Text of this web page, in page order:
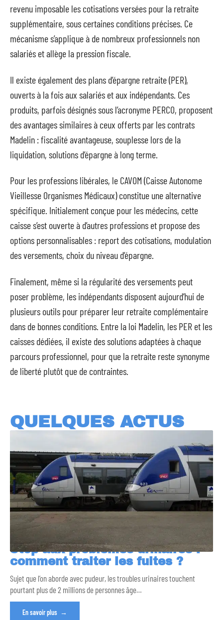
revenu imposable les cotisations versées pour la retraite
supplémentaire, sous certaines conditions précises. Ce
mécanisme s’applique à de nombreux professionnels non
salariés et allège la pression fiscale.
Il existe également des plans d’épargne retraite (PER),
ouverts à la fois aux salariés et aux indépendants. Ces
produits, parfois désignés sous l’acronyme PERCO, proposent
des avantages similaires à ceux offerts par les contrats
Madelin : fiscalité avantageuse, souplesse lors de la
liquidation, solutions d’épargne à long terme.
Pour les professions libérales, le CAVOM (Caisse Autonome
Vieillesse Organismes Médicaux) constitue une alternative
spécifique. Initialement conçue pour les médecins, cette
caisse s’est ouverte à d’autres professions et propose des
options personnalisables : report des cotisations, modulation
des versements, choix du niveau d’épargne.
Finalement, même si la régularité des versements peut
poser problème, les indépendants disposent aujourd’hui de
plusieurs outils pour préparer leur retraite complémentaire
dans de bonnes conditions. Entre la loi Madelin, les PER et les
caisses dédiées, il existe des solutions adaptées à chaque
parcours professionnel, pour que la retraite reste synonyme
de liberté plutôt que de contraintes.
QUELQUES ACTUS
Stop aux problèmes urinaires :
comment traiter les fuites ?
Sujet que l’on aborde avec pudeur, les troubles urinaires touchent
pourtant plus de 2 millions de personnes âge…
En savoir plus